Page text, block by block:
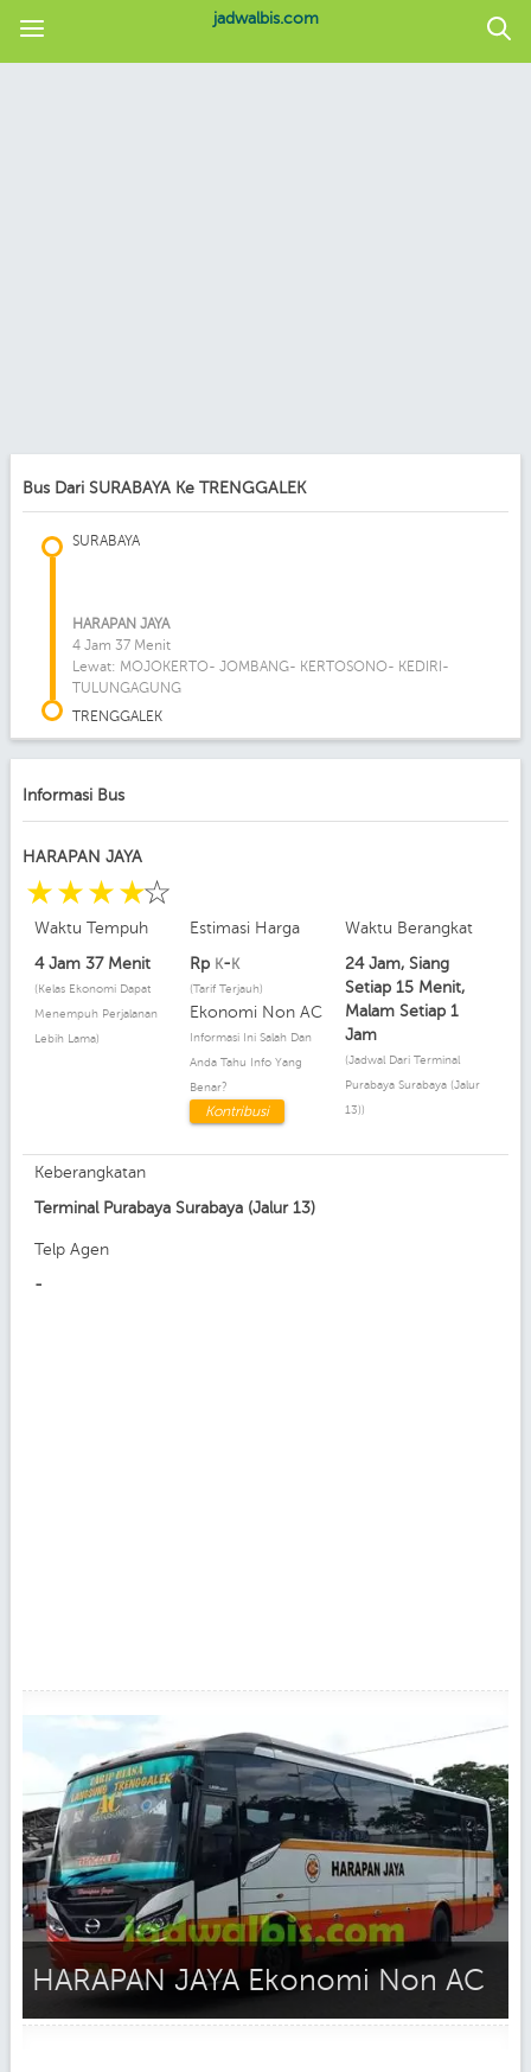
jadwalbis.com
Bus Dari SURABAYA Ke TRENGGALEK
SURABAYA
HARAPAN JAYA
4 Jam 37 Menit
Lewat: MOJOKERTO- JOMBANG- KERTOSONO- KEDIRI-
TULUNGAGUNG
TRENGGALEK
Informasi Bus
HARAPAN JAYA
☆
☆
☆
☆
☆
Waktu Tempuh
4 Jam 37 Menit
(Kelas Ekonomi Dapat
Menempuh Perjalanan
Lebih Lama)
Estimasi Harga
Rp K- K
(Tarif Terjauh)
Ekonomi Non AC
Informasi Ini Salah Dan
Anda Tahu Info Yang
Benar?
Kontribusi
Waktu Berangkat
24 Jam, Siang
Setiap 15 Menit,
Malam Setiap 1
Jam
(Jadwal Dari Terminal
Purabaya Surabaya (jalur
13))
Keberangkatan
Terminal Purabaya Surabaya (Jalur 13)
Telp Agen
-
HARAPAN JAYA Ekonomi Non AC